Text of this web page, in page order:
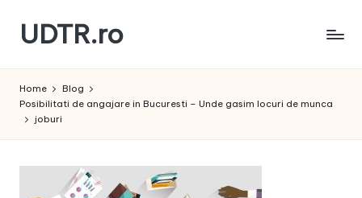
Skip
content
UDTR.ro
te
rascoleste...
Home
Blog
Posibilitati de angajare in Bucuresti – Unde gasim locuri de munca
joburi